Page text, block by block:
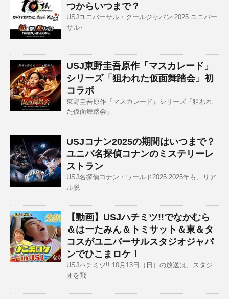
つからいつまで？
USJユニバーサル・クールジャパン 2025 ユニバー
サル･
USJ東野圭吾原作「マスカレード」
シリーズ「狙われた仮面舞踏会」初
コラボ
東野圭吾原作『マスカレード』シリーズ「狙われ
た仮面舞踏会」
USJコナン2025の期間はいつまで？
ユニバ名探偵コナンのミステリーレ
ストラン
USJ名探偵コナン・ワールド2025 2025年も、リア
ル脱
【動画】USJハチミツ!!でなかむら
＆はーたみん＆トミサット＆東＆タ
コスがユニバーサルスタジオジャパ
ンでひこまロケ！
USJハチミツ!! 10月13日（日）の放送は、スタジ
オを飛